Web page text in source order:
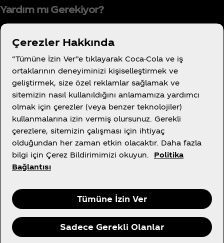
Yardım mı Gerekiyor?
Kullanım Koşulları
Tüketici Gizlilik Bildirimi
Tanımlama Bilgisi Ayarları
Çerez Bildirimi
Bilgi Toplumu Hizmetleri
Çerezler Hakkında
“Tümüne İzin Ver”e tıklayarak Coca-Cola ve iş
ortaklarının deneyiminizi kişiselleştirmek ve
geliştirmek, size özel reklamlar sağlamak ve
sitemizin nasıl kullanıldığını anlamamıza yardımcı
olmak için çerezler (veya benzer teknolojiler)
kullanmalarına izin vermiş olursunuz. Gerekli
çerezlere, sitemizin çalışması için ihtiyaç
olduğundan her zaman etkin olacaktır. Daha fazla
bilgi için Çerez Bildirimimizi okuyun.
Politika
Bağlantısı
Tümüne İzin Ver
Sadece Gerekli Olanlar